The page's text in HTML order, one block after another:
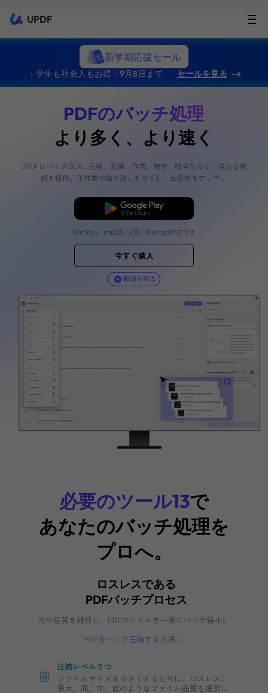
UPDF
新学期応援セール
：学生も社会人もお得・9月8日まで セールを見る
PDFのバッチ処理
より多く、より速く
UPDFはバッチOCR、圧縮、変換、作成、結合、暗号化な
能を提供。手作業や繰り返しをなくし、生産性をア
無料ダウンロード
Windows · macOS · iOS · Android対応でき
今すぐ購入
動画を観る
必要のツール13
あなたのバッチ処